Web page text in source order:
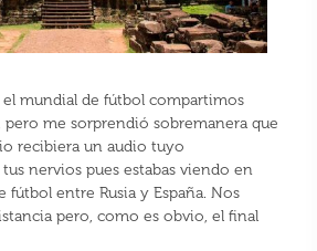
mundial de fútbol compartimos
pero me sorprendió sobremanera que
recibiera un audio tuyo
nervios pues estabas viendo en
fútbol entre Rusia y España. Nos
pero, como es obvio, el final